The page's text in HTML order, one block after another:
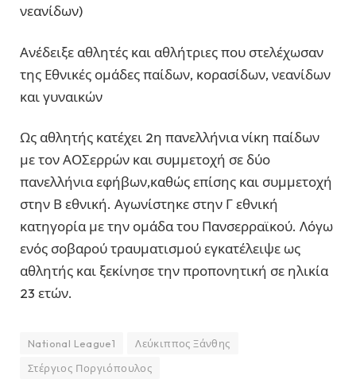
νεανίδων)
Ανέδειξε αθλητές και αθλήτριες που στελέχωσαν
της Εθνικές ομάδες παίδων, κορασίδων, νεανίδων
και γυναικών
Ως αθλητής κατέχει 2η πανελλήνια νίκη παίδων
με τον ΑΟΣερρών και συμμετοχή σε δύο
πανελλήνια εφήβων,καθώς επίσης και συμμετοχή
στην Β εθνική. Αγωνίστηκε στην Γ εθνική
κατηγορία με την ομάδα του Πανσερραϊκού. Λόγω
ενός σοβαρού τραυματισμού εγκατέλειψε ως
αθλητής και ξεκίνησε την προπονητική σε ηλικία
23 ετών.
National League1
Λεύκιππος Ξάνθης
Στέργιος Ποργιόπουλος